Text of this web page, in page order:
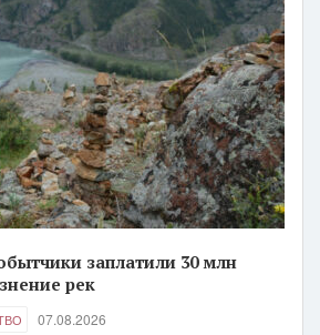
заплатили 30 млн
рек
07.08.2026